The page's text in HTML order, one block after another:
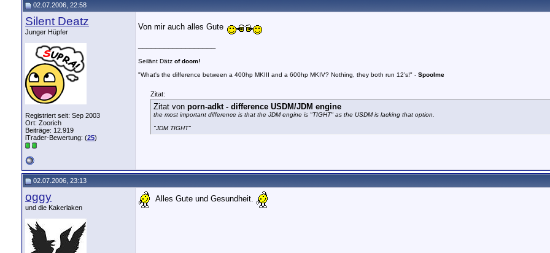
02.07.2006, 22:58
Silent Deatz
Junger Hüpfer
Registriert seit: Sep 2003
Ort: Zoorich
Beiträge: 12.919
iTrader-Bewertung: (25)
Von mir auch alles Gute
Seilänt Dätz of doom!
"What's the difference between a 400hp MKIII and a 600hp MKIV? Nothing, they both run 12's!" - Spoolme
Zitat:
Zitat von porn-adkt - difference USDM/JDM engine
the most important difference is that the JDM engine is "TIGHT" as the USDM is lacking that option.
"JDM TIGHT"
02.07.2006, 23:13
oggy
und die Kakerlaken
Alles Gute und Gesundheit.